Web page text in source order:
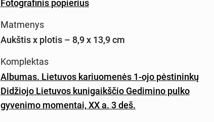
Fotografinis popierius
Matmenys
Aukštis x plotis – 8,9 x 13,9 cm
Komplektas
Albumas. Lietuvos kariuomenės 1-ojo pėstininkų
Didžiojo Lietuvos kunigaikščio Gedimino pulko
gyvenimo momentai, XX a. 3 deš.